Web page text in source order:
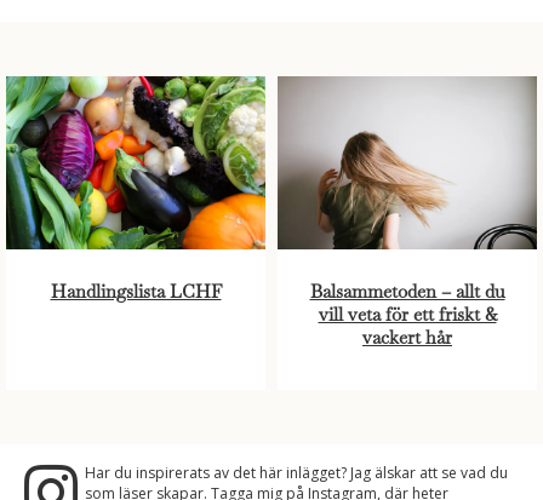
Handlingslista LCHF
Balsammetoden – allt du
vill veta för ett friskt &
vackert hår
Har du inspirerats av det här inlägget? Jag älskar att se vad du
som läser skapar. Tagga mig på Instagram, där heter